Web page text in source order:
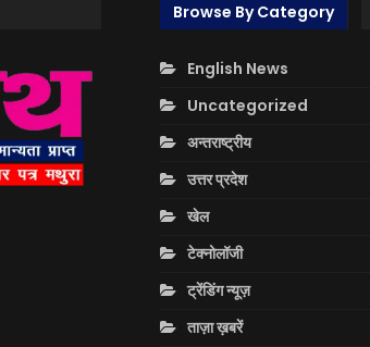
Browse By Category
English News
Uncategorized
अन्तराष्ट्रीय
उत्तर प्रदेश
खेल
टेक्नोलॉजी
ट्रेंडिंग न्यूज़
ताज़ा ख़बरें